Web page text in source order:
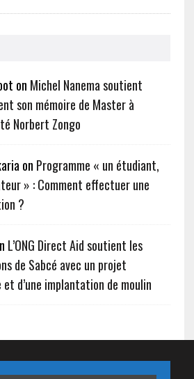
on Michel Nanema soutient
son mémoire de Master à
Norbert Zongo
on Programme « un étudiant,
» : Comment effectuer une
?
L’ONG Direct Aid soutient les
de Sabcé avec un projet
et d’une implantation de moulin